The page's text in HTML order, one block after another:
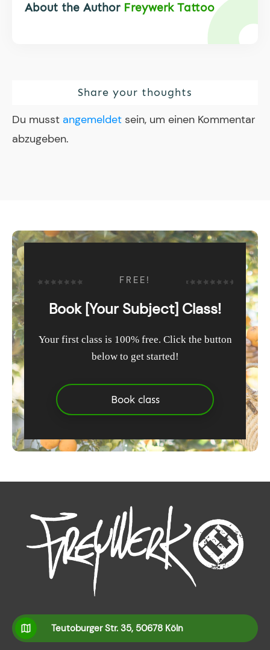
About the Author Freywerk Tattoo
Share your thoughts
Du musst angemeldet sein, um einen Kommentar
abzugeben.
FREE!
Book [Your Subject] Class!
Your first class is 100% free. Click the button
below to get started!
Book class
Teutoburger Str. 35, 50678 Köln